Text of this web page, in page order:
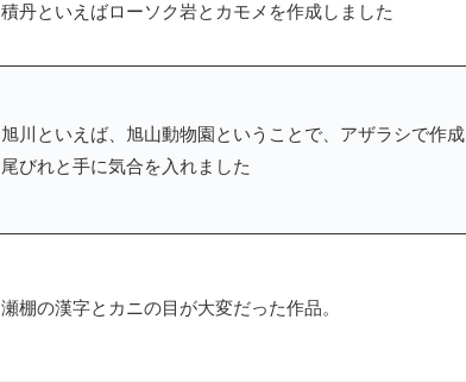
積丹といえばローソク岩とカモメを作成しました
旭川といえば、旭山動物園ということで、アザラシで作成
尾びれと手に気合を入れました
瀬棚の漢字とカニの目が大変だった作品。